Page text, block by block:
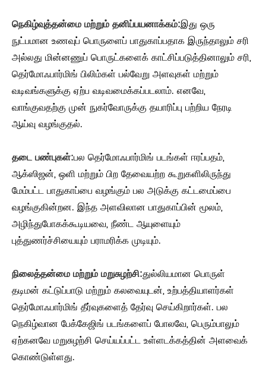
நெகிழ்வுத்தன்மை மற்றும் தனிப்பயனாக்கம்:இது ஒரு
நுட்பமான உணவுப் பொருளைப் பாதுகாப்பதாக இருந்தாலும் சரி
அல்லது மின்னணுப் பொருட்களைக் காட்சிப்படுத்தினாலும் சரி,
தெர்மோஃபார்மிங் பிலிம்கள் பல்வேறு அளவுகள் மற்றும்
வடிவங்களுக்கு ஏற்ப வடிவமைக்கப்படலாம். எனவே,
வாங்குவதற்கு முன் நுகர்வோருக்கு தயாரிப்பு பற்றிய நேரடி
ஆய்வு வழங்குதல்.
தடை பண்புகள்:பல தெர்மோஃபார்மிங் படங்கள் ஈரப்பதம்,
ஆக்ஸிஜன், ஒளி மற்றும் பிற தேவையற்ற கூறுகளிலிருந்து
மேம்பட்ட பாதுகாப்பை வழங்கும் பல அடுக்கு கட்டமைப்பை
வழங்குகின்றன. இந்த அளவிலான பாதுகாப்பின் மூலம்,
அழிந்துபோகக்கூடியவை, நீண்ட ஆயுளையும்
புத்துணர்ச்சியையும் பராமரிக்க முடியும்.
நிலைத்தன்மை மற்றும் மறுசுழற்சி:துல்லியமான பொருள்
தடிமன் கட்டுப்பாடு மற்றும் கலவையுடன், உற்பத்தியாளர்கள்
தெர்மோஃபார்மிங் தீர்வுகளைத் தேர்வு செய்கிறார்கள். பல
நெகிழ்வான பேக்கேஜிங் படங்களைப் போலவே, பெரும்பாலும்
ஏற்கனவே மறுசுழற்சி செய்யப்பட்ட உள்ளடக்கத்தின் அளவைக்
கொண்டுள்ளது.